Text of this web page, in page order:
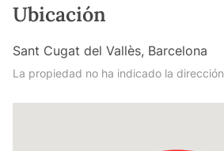
Ubicación
Sant Cugat del Vallès, Barcelona
La propiedad no ha indicado la